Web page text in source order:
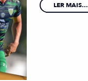
LER MAIS...